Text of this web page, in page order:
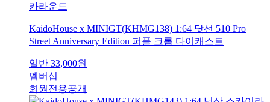
카라운드
KaidoHouse x MINIGT(KHMG138) 1:64 닷선 510 Pro
Street Anniversary Edition 퍼플 크롬 다이캐스트
일반 33,000원
멤버십
회원전용공개